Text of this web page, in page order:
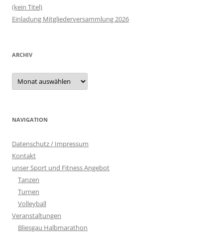
(kein Titel)
Einladung Mitgliederversammlung 2026
ARCHIV
Archiv
NAVIGATION
Datenschutz / Impressum
Kontakt
unser Sport und Fitness Angebot
Tanzen
Turnen
Volleyball
Veranstaltungen
Bliesgau Halbmarathon